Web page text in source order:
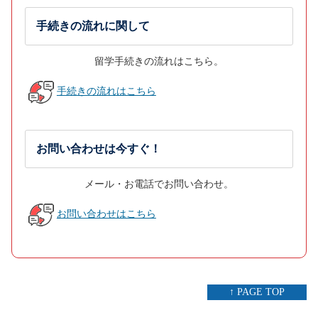
手続きの流れに関して
留学手続きの流れはこちら。
手続きの流れはこちら
お問い合わせは今すぐ！
メール・お電話でお問い合わせ。
お問い合わせはこちら
↑ PAGE TOP